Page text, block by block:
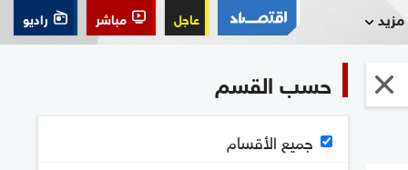
مزيد عاجل مباشر راديو
حسب القسم
جميع الأقسام